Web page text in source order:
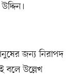
জন্য নিরাপদ
বলে উল্লেখ